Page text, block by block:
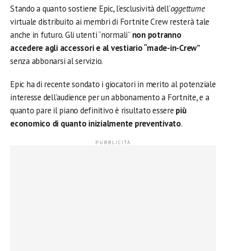
Stando a quanto sostiene Epic, l’esclusività dell’oggettume
virtuale distribuito ai membri di Fortnite Crew resterà tale
anche in futuro. Gli utenti “normali” non potranno
accedere agli accessori e al vestiario “made-in-Crew”
senza abbonarsi al servizio.
Epic ha di recente sondato i giocatori in merito al potenziale
interesse dell’audience per un abbonamento a Fortnite, e a
quanto pare il piano definitivo è risultato essere più
economico di quanto inizialmente preventivato.